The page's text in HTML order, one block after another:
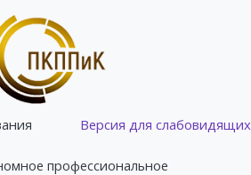
Версия для слабовидящих
профессиональное